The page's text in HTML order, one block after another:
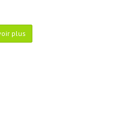
plus